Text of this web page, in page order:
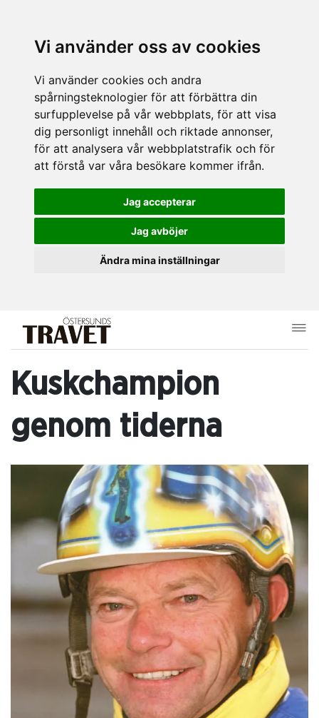
Vi använder oss av cookies
Vi använder cookies och andra
spårningsteknologier för att förbättra din
surfupplevelse på vår webbplats, för att visa
dig personligt innehåll och riktade annonser,
för att analysera vår webbplatstrafik och för
att förstå var våra besökare kommer ifrån.
Jag accepterar
Jag avböjer
Ändra mina inställningar
Kuskchampion
genom tiderna